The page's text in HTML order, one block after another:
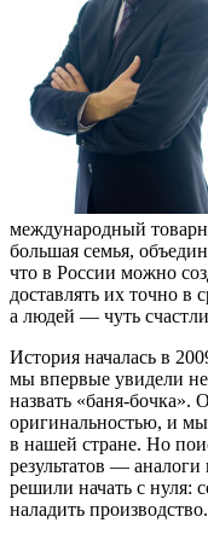
международный
большая семья,
что в России можно
доставлять их точно в
а людей — чуть
История началась в
мы впервые увидели
назвать «баня-бочка».
оригинальностью, и мы
в нашей стране. Но
результатов —
решили начать с нуля:
наладить производство.